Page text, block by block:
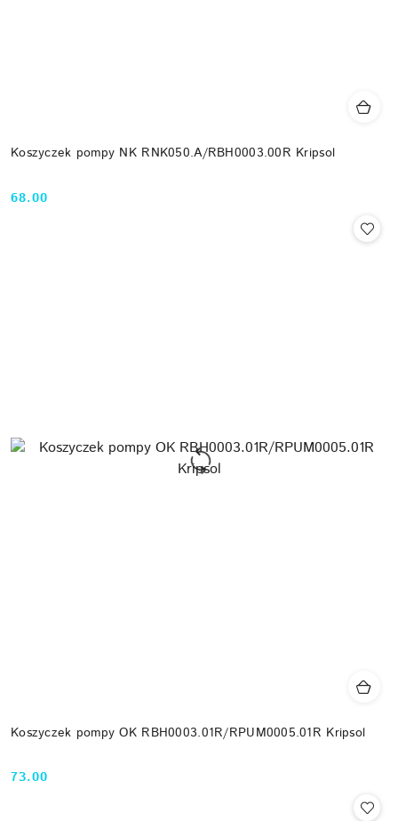
Koszyczek pompy NK RNK050.A/RBH0003.00R Kripsol
Cena:
68.00
Koszyczek pompy OK RBH0003.01R/RPUM0005.01R Kripsol
Cena:
73.00